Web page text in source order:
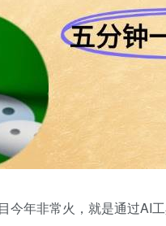
今年非常火，就是通过AI